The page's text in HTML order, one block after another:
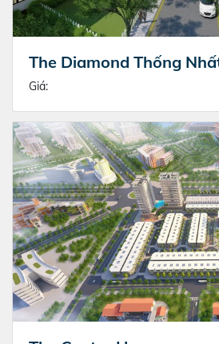
The Diamond Thống
Giá: